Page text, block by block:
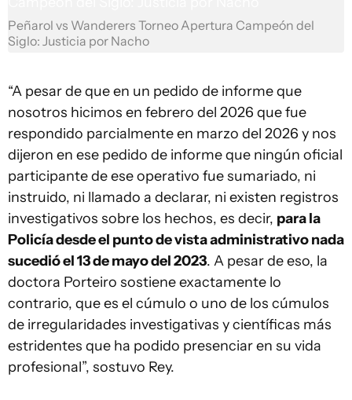
Peñarol vs Wanderers Torneo Apertura Campeón del
Siglo: Justicia por Nacho
“A pesar de que en un pedido de informe que
nosotros hicimos en febrero del 2026 que fue
respondido parcialmente en marzo del 2026 y nos
dijeron en ese pedido de informe que ningún oficial
participante de ese operativo fue sumariado, ni
instruido, ni llamado a declarar, ni existen registros
investigativos sobre los hechos, es decir, para la
Policía desde el punto de vista administrativo nada
sucedió el 13 de mayo del 2023. A pesar de eso, la
doctora Porteiro sostiene exactamente lo
contrario, que es el cúmulo o uno de los cúmulos
de irregularidades investigativas y científicas más
estridentes que ha podido presenciar en su vida
profesional”, sostuvo Rey.